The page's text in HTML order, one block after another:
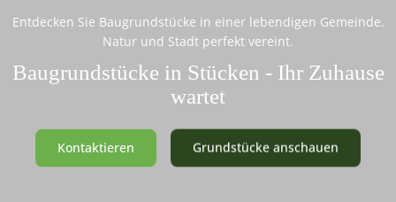
Entdecken Sie Baugrundstücke in einer lebendigen Gemeinde.
Natur und Stadt perfekt vereint.
Baugrundstücke in Stücken - Ihr Zuhause
wartet
Kontaktieren Grundstücke anschauen